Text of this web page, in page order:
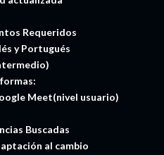
Requeridos
y Portugués
Meet(nivel usuario)
Buscadas
al cambio